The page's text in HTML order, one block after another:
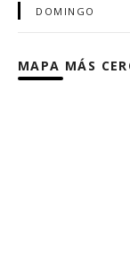
DOMINGO
MAPA MÁS